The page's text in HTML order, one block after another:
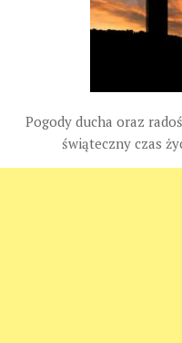
Pogody ducha oraz
świąteczny czas